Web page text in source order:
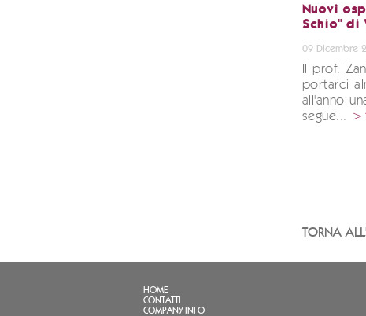
Nuovi
Schio" di
09 Dicembre
Il prof.
portarci
all'anno
segue...
TORNA
HOME
CONTATTI
COMPANY INFO